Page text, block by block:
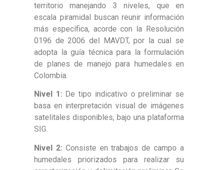
territorio manejando 3 niveles, que en
escala piramidal buscan reunir información
más específica, acorde con la Resolución
0196 de 2006 del MAVDT, por la cual se
adopta la guía técnica para la formulación
de planes de manejo para humedales en
Colombia:
Nivel 1: De tipo indicativo o preliminar se
basa en interpretación visual de imágenes
satelitales disponibles, bajo una plataforma
SIG.
Nivel 2: Consiste en trabajos de campo a
humedales priorizados para realizar su